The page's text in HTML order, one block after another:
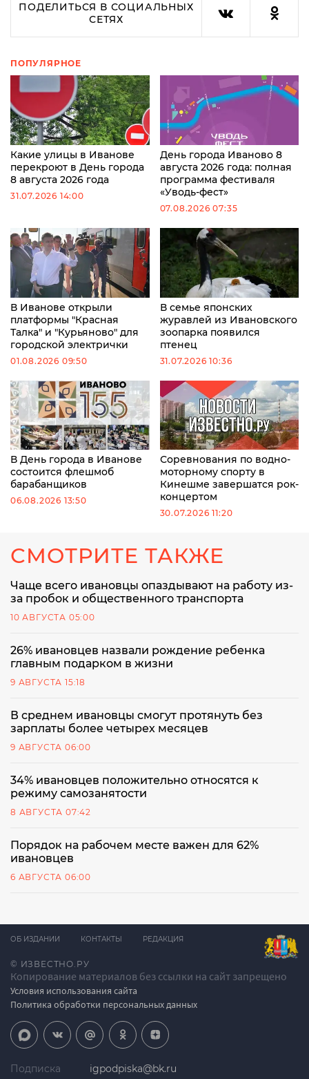
ПОДЕЛИТЬСЯ В СОЦИАЛЬНЫХ
СЕТЯХ
ПОПУЛЯРНОЕ
Какие улицы в Иванове
перекроют в День города
8 августа 2026 года
31.07.2026 14:00
День города Иваново 8
августа 2026 года: полная
программа фестиваля
«Уводь-фест»
07.08.2026 07:35
В Иванове открыли
платформы "Красная
Талка" и "Курьяново" для
городской электрички
01.08.2026 09:50
В семье японских
журавлей из Ивановского
зоопарка появился
птенец
31.07.2026 10:36
В День города в Иванове
состоится флешмоб
барабанщиков
06.08.2026 13:50
Соревнования по водно-
моторному спорту в
Кинешме завершатся рок-
концертом
30.07.2026 11:20
СМОТРИТЕ ТАКЖЕ
Чаще всего ивановцы опаздывают на работу из-
за пробок и общественного транспорта
10 АВГУСТА 05:00
26% ивановцев назвали рождение ребенка
главным подарком в жизни
9 АВГУСТА 15:18
В среднем ивановцы смогут протянуть без
зарплаты более четырех месяцев
9 АВГУСТА 06:00
34% ивановцев положительно относятся к
режиму самозанятости
8 АВГУСТА 07:42
Порядок на рабочем месте важен для 62%
ивановцев
6 АВГУСТА 06:00
© ИЗВЕСТНО.РУ
Копирование материалов без ссылки на сайт запрещено
Условия использования сайта
Политика обработки персональных данных
ОБ ИЗДАНИИ КОНТАКТЫ РЕДАКЦИЯ
Подписка igpodpiska@bk.ru